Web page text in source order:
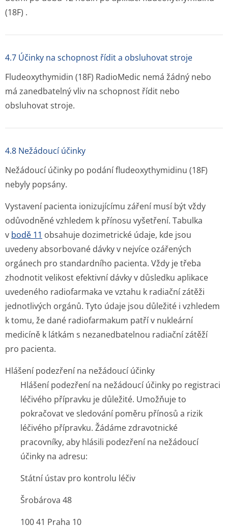
(18F) .
4.7 Účinky na schopnost řídit a obsluhovat stroje
Fludeoxythymidin (18F) RadioMedic nemá žádný nebo
má zanedbatelný vliv na schopnost řídit nebo
obsluhovat stroje.
4.8 Nežádoucí účinky
Nežádoucí účinky po podání fludeoxythymidinu (18F)
nebyly popsány.
Vystavení pacienta ionizujícímu záření musí být vždy
odůvodněné vzhledem k přínosu vyšetření. Tabulka
v bodě 11 obsahuje dozimetrické údaje, kde jsou
uvedeny absorbované dávky v nejvíce ozářených
orgánech pro standardního pacienta. Vždy je třeba
zhodnotit velikost efektivní dávky v důsledku aplikace
uvedeného radiofarmaka ve vztahu k radiační zátěži
jednotlivých orgánů. Tyto údaje jsou důležité i vzhledem
k tomu, že dané radiofarmakum patří v nukleární
medicíně k látkám s nezanedbatelnou radiační zátěží
pro pacienta.
Hlášení podezření na nežádoucí účinky
Hlášení podezření na nežádoucí účinky po registraci
léčivého přípravku je důležité. Umožňuje to
pokračovat ve sledování poměru přínosů a rizik
léčivého přípravku. Žádáme zdravotnické
pracovníky, aby hlásili podezření na nežádoucí
účinky na adresu:
Státní ústav pro kontrolu léčiv
Šrobárova 48
100 41 Praha 10